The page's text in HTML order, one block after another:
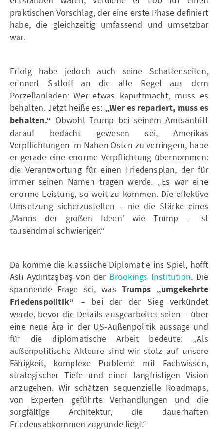
praktischen Vorschlag, der eine erste Phase definiert
habe, die gleichzeitig umfassend und umsetzbar
war.
Erfolg habe jedoch auch seine Schattenseiten,
erinnert Satloff an die alte Regel aus dem
Porzellanladen: Wer etwas kaputtmacht, muss es
behalten. Jetzt heiße es: „Wer es repariert, muss es
behalten.“ Obwohl Trump bei seinem Amtsantritt
darauf bedacht gewesen sei, Amerikas
Verpflichtungen im Nahen Osten zu verringern, habe
er gerade eine enorme Verpflichtung übernommen:
die Verantwortung für einen Friedensplan, der für
immer seinen Namen tragen werde. „Es war eine
enorme Leistung, so weit zu kommen. Die effektive
Umsetzung sicherzustellen – nie die Stärke eines
,Manns der großen Ideen‘ wie Trump – ist
tausendmal schwieriger.“
Da komme die klassische Diplomatie ins Spiel, hofft
Aslı Aydıntaşbaş von der Brookings Institution. Die
spannende Frage sei, was Trumps „umgekehrte
Friedenspolitik“ – bei der der Sieg verkündet
werde, bevor die Details ausgearbeitet seien – über
eine neue Ära in der US-Außenpolitik aussage und
für die diplomatische Arbeit bedeute: „Als
außenpolitische Akteure sind wir stolz auf unsere
Fähigkeit, komplexe Probleme mit Fachwissen,
strategischer Tiefe und einer langfristigen Vision
anzugehen. Wir schätzen sequenzielle Roadmaps,
von Experten geführte Verhandlungen und die
sorgfältige Architektur, die dauerhaften
Friedensabkommen zugrunde liegt.“